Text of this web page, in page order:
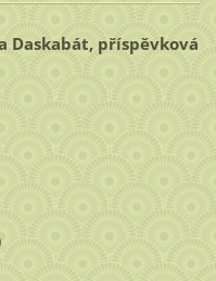
Daskabát, příspěvková